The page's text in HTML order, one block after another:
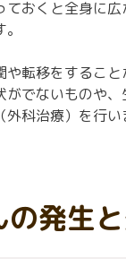
ておくと全身に
や転移をするこ
がでないものや
外科治療）を行
の発生